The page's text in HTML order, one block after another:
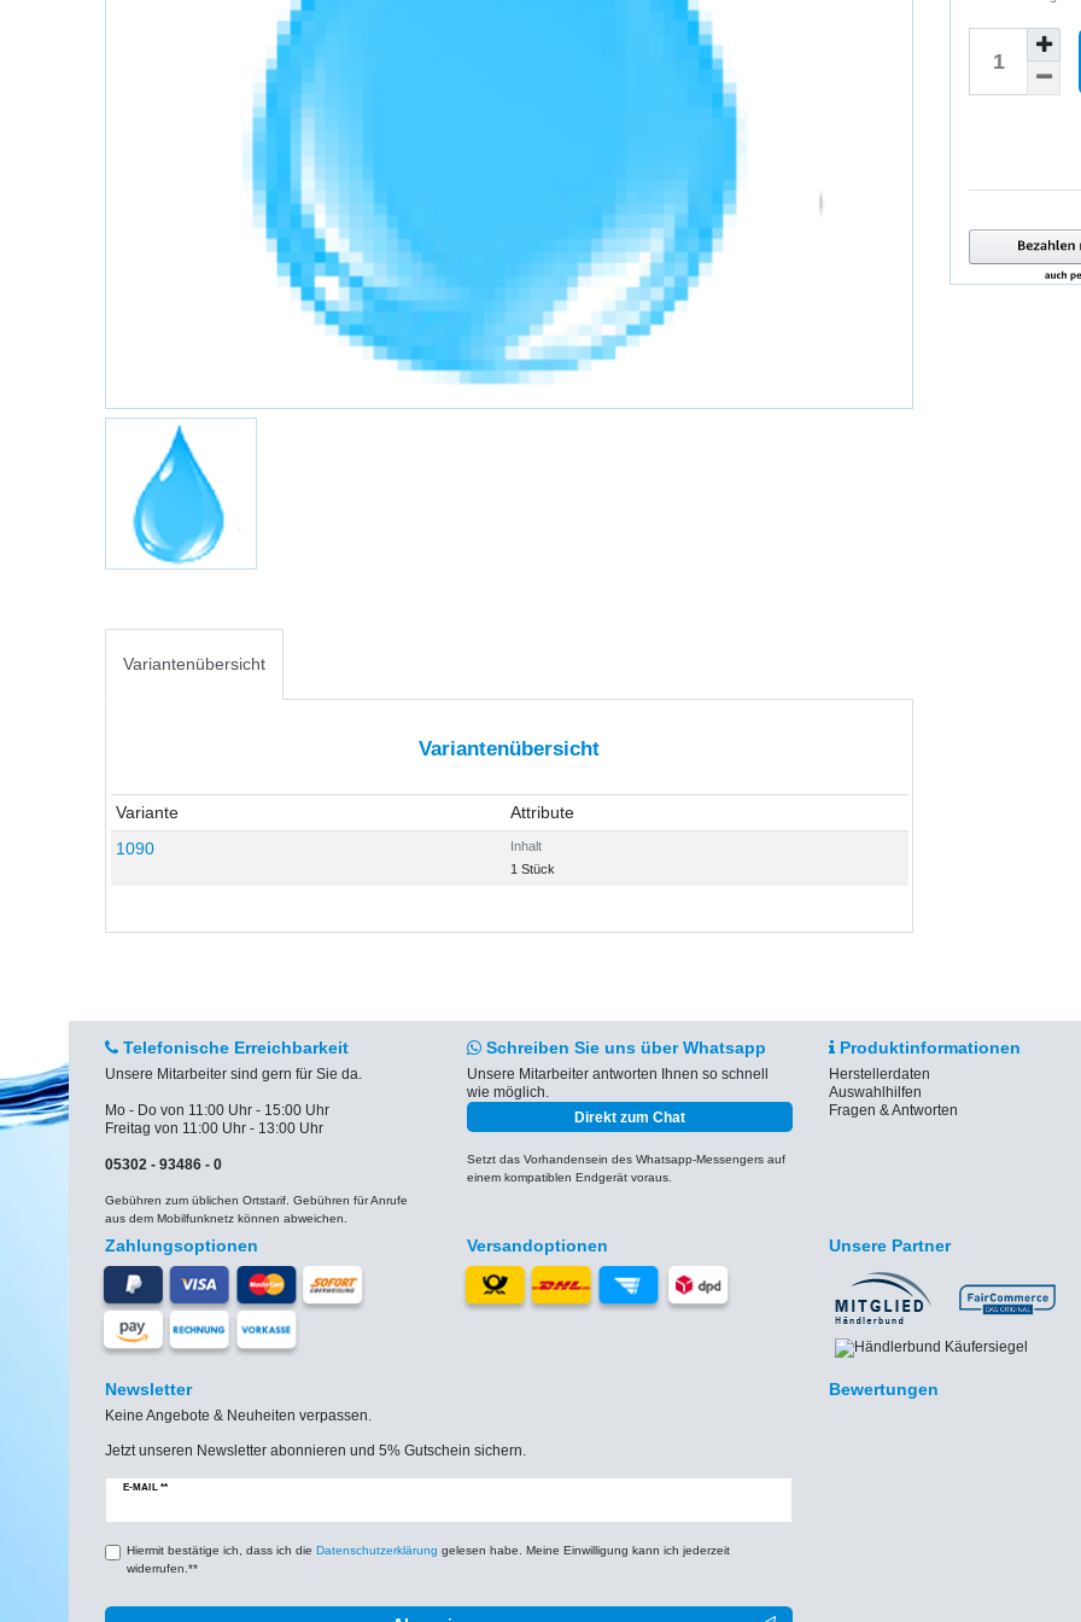
Variantenübersicht
Variantenübersicht
Variante
Attribute
1090
Inhalt
1 Stück
Telefonische Erreichbarkeit
Unsere Mitarbeiter sind gern für Sie da.
Mo - Do von 11:00 Uhr - 15:00 Uhr
Freitag von 11:00 Uhr - 13:00 Uhr
05302 - 93486 - 0
Gebühren zum üblichen Ortstarif. Gebühren für Anrufe
aus dem Mobilfunknetz können abweichen.
Schreiben Sie uns über Whatsapp
Unsere Mitarbeiter antworten Ihnen so schnell
wie möglich.
Direkt zum Chat
Setzt das Vorhandensein des Whatsapp-Messengers auf
einem kompatiblen Endgerät voraus.
Produktinformationen
Herstellerdaten
Auswahlhilfen
Fragen & Antworten
Zahlungsoptionen Versandoptionen Unsere Partner
Newsletter
Keine Angebote & Neuheiten verpassen.
Jetzt unseren Newsletter abonnieren und 5% Gutschein sichern.
E-MAIL **
Newsletter
Hiermit bestätige ich, dass ich die Daten­schutz­erklärung gelesen habe. Meine Einwilligung kann ich jederzeit
widerrufen.**
Bewertungen